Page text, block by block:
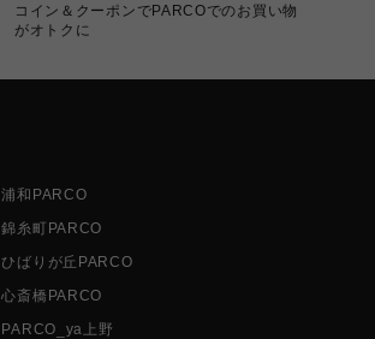
コイン＆クーポンでPARCOでのお買い物
がオトクに
浦和PARCO
錦糸町PARCO
ひばりが丘PARCO
心斎橋PARCO
PARCO_ya上野